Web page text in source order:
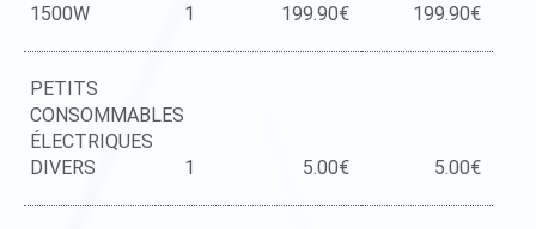
1500W
1 199.90€ 199.90€
PETITS
CONSOMMABLES
ÉLECTRIQUES
DIVERS
1 5.00€ 5.00€